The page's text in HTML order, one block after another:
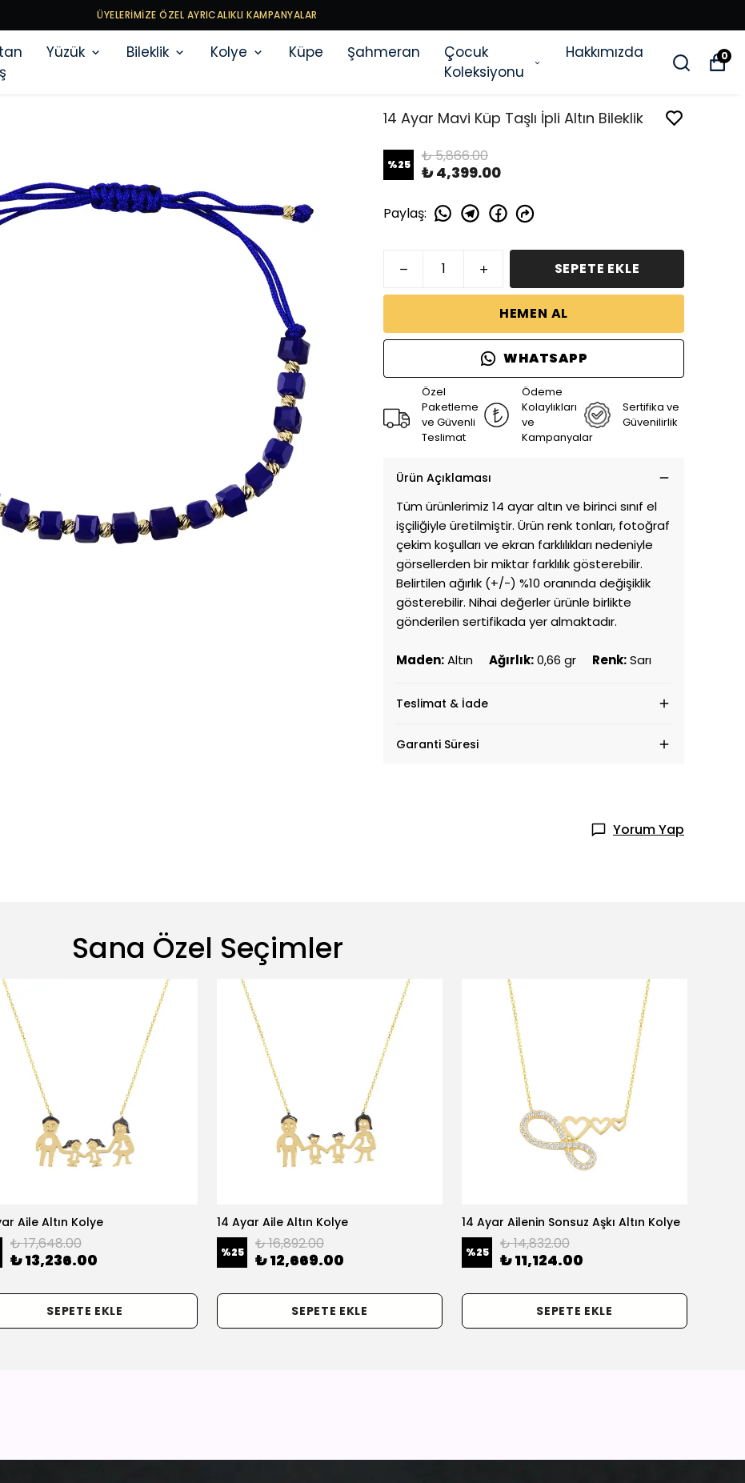
ÜYELERİMİZE ÖZEL AYRICALIKLI KAMPANYALAR
Yüzük Bileklik Kolye Küpe Şahmeran
Çocuk
Koleksiyonu
Hakkımızda 0
14 Ayar Mavi Küp Taşlı İpli Altın Bileklik
%25 ₺ 5,866.00
₺ 4,399.00
Paylaş:
SEPETE EKLE
HEMEN AL
WHATSAPP
Özel
Paketleme
ve Güvenli
Teslimat
Ödeme
Kolaylıkları
ve
Kampanyalar
Sertifika ve
Güvenilirlik
Ürün Açıklaması
Tüm ürünlerimiz 14 ayar altın ve birinci sınıf el
işçiliğiyle üretilmiştir. Ürün renk tonları, fotoğraf
çekim koşulları ve ekran farklılıkları nedeniyle
görsellerden bir miktar farklılık gösterebilir.
Belirtilen ağırlık (+/-) %10 oranında değişiklik
gösterebilir. Nihai değerler ürünle birlikte
gönderilen sertifikada yer almaktadır.
Maden:Altın Ağırlık:0,66 gr Renk:Sarı
Teslimat & İade
Garanti Süresi
Yorum Yap
Sana Özel Seçimler
Aile Altın Kolye
₺ 17,648.00
₺ 13,236.00
SEPETE EKLE
14 Ayar Aile Altın Kolye
%25 ₺ 16,892.00
₺ 12,669.00
SEPETE EKLE
14 Ayar Ailenin Sonsuz Aşkı Altın Kolye
%25 ₺ 14,832.00
₺ 11,124.00
SEPETE EKLE